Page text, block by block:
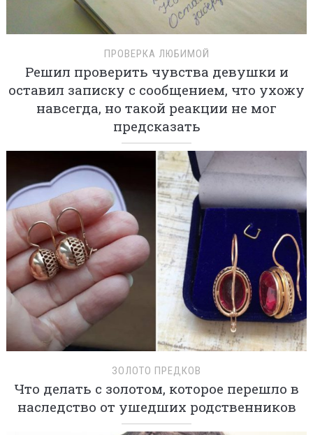
ПРОВЕРКА ЛЮБИМОЙ
Решил проверить чувства девушки и
оставил записку с сообщением, что ухожу
навсегда, но такой реакции не мог
предсказать
ЗОЛОТО ПРЕДКОВ
Что делать с золотом, которое перешло в
наследство от ушедших родственников